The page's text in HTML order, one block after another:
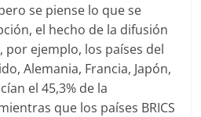
se piense lo que se
el hecho de la difusión
por ejemplo, los países del
Alemania, Francia, Japón,
el 45,3% de la
que los países BRICS